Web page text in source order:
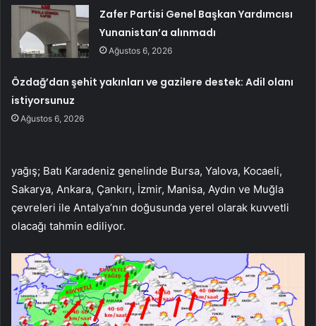
Zafer Partisi Genel Başkan Yardımcısı
Yunanistan’a alınmadı
Ağustos 6, 2026
Özdağ’dan şehit yakınları ve gazilere destek: Adil olanı
istiyorsunuz
Ağustos 6, 2026
yağış; Batı Karadeniz genelinde Bursa, Yalova, Kocaeli,
Sakarya, Ankara, Çankırı, İzmir, Manisa, Aydın ve Muğla
çevreleri ile Antalya’nın doğusunda yerel olarak kuvvetli
olacağı tahmin ediliyor.